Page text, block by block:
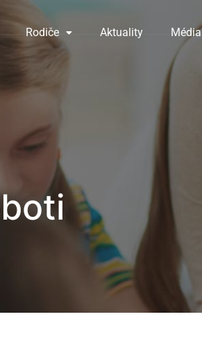
Rodiče Aktuality Média